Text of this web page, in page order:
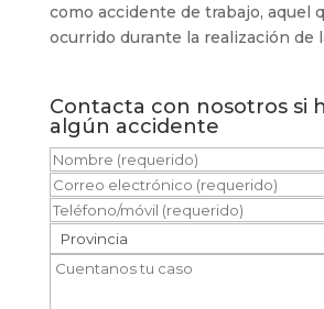
como accidente de trabajo, aquel
ocurrido durante la realización de
Contacta con nosotros si
algún accidente